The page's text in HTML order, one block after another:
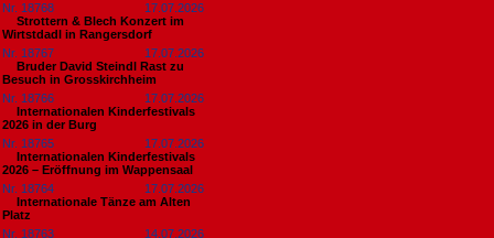
Nr. 18768
17.07.2026
Strottern & Blech Konzert im
Wirtstdadl in Rangersdorf
Nr. 18767
17.07.2026
Bruder David Steindl Rast zu
Besuch in Grosskirchheim
Nr. 18766
17.07.2026
Internationalen Kinderfestivals
2026 in der Burg
Nr. 18765
17.07.2026
Internationalen Kinderfestivals
2026 – Eröffnung im Wappensaal
Nr. 18764
17.07.2026
Internationale Tänze am Alten
Platz
Nr. 18763
14.07.2026